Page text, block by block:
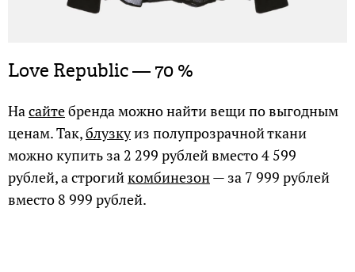
Love Republic — 70 %
Насайтебренда можно найти вещи по выгодным
ценам. Так,блузкуиз полупрозрачной ткани
можно купить за 2 299 рублей вместо 4 599
рублей, а строгийкомбинезон— за 7 999 рублей
вместо 8 999 рублей.